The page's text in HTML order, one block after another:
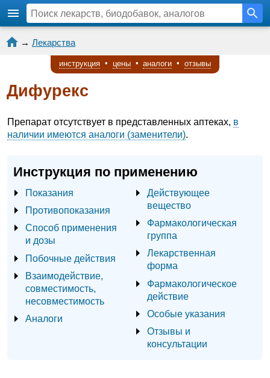
→ Лекарства
инструкция • цены • аналоги • отзывы
Дифурекс
Препарат отсутствует в представленных аптеках, в
наличии имеются аналоги (заменители).
Инструкция по применению
Показания
Противопоказания
Способ применения
и дозы
Побочные действия
Взаимодействие,
совместимость,
несовместимость
Аналоги
Действующее
вещество
Фармакологическая
группа
Лекарственная
форма
Фармакологическое
действие
Особые указания
Отзывы и
консультации